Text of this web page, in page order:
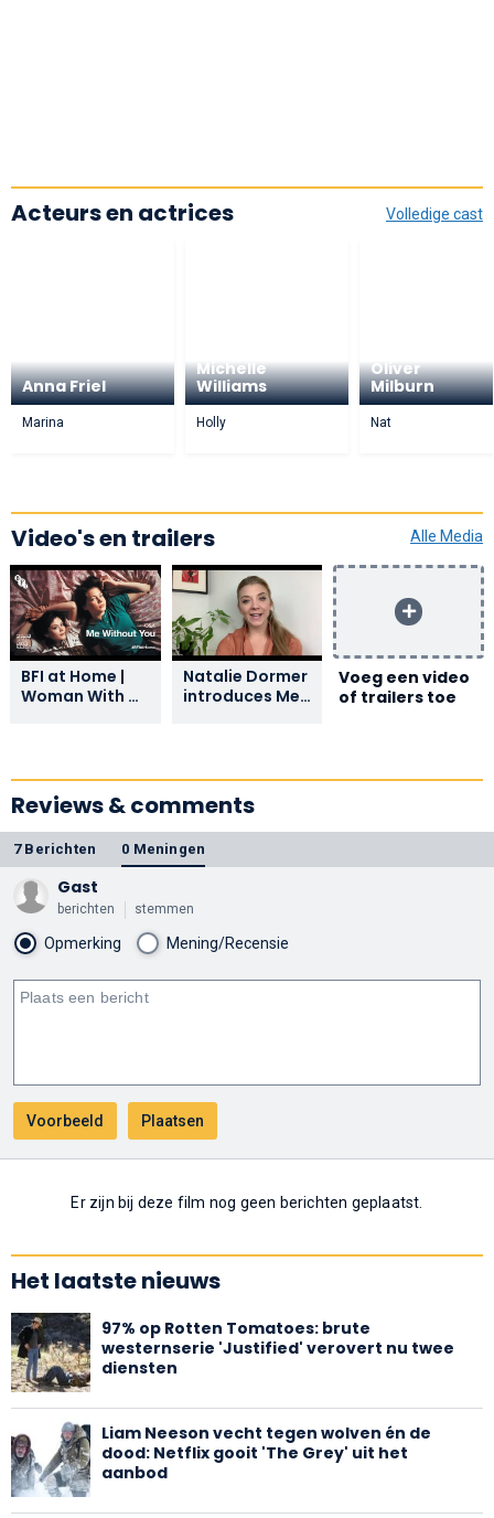
Volledige cast
Acteurs en actrices
Anna Friel
Marina
Michelle
Williams
Holly
Oliver
Milburn
Nat
Alle Media
Video's en trailers
BFI at Home |
Woman With a
director
Sandra
Goldbacher
Natalie Dormer
introduces Me
BFI Player
Voeg een video
of trailers toe
Reviews & comments
7 Berichten 0 Meningen
Gast
berichten stemmen
Opmerking Mening/Recensie
Er zijn bij deze film nog geen berichten geplaatst.
Het laatste nieuws
97% op Rotten Tomatoes: brute
westernserie 'Justified' verovert nu twee
diensten
Liam Neeson vecht tegen wolven én de
dood: Netflix gooit 'The Grey' uit het
aanbod